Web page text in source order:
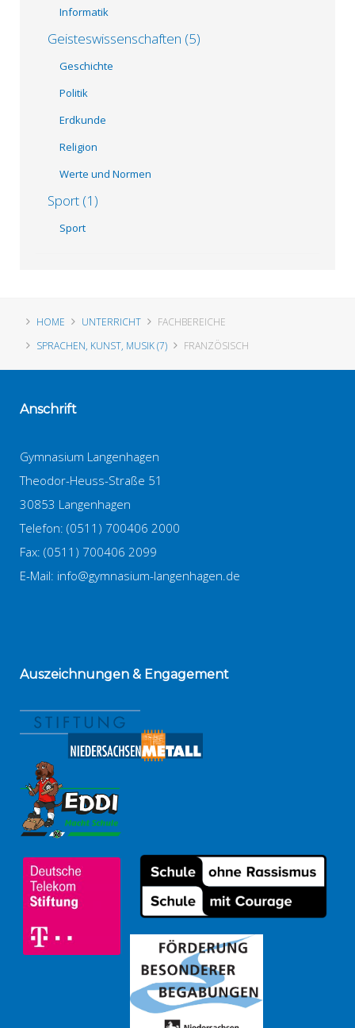
Informatik
Geisteswissenschaften (5)
Geschichte
Politik
Erdkunde
Religion
Werte und Normen
Sport (1)
Sport
HOME UNTERRICHT
FACHBEREICHE
SPRACHEN, KUNST, MUSIK (7)
FRANZÖSISCH
Anschrift
Gymnasium Langenhagen
Theodor-Heuss-Straße 51
30853 Langenhagen
Telefon: (0511) 700406 2000
Fax: (0511) 700406 2099
E-Mail: info@gymnasium-langenhagen.de
Auszeichnungen & Engagement